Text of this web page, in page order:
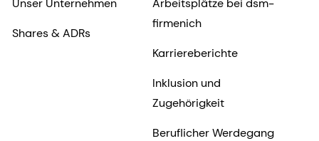
Unser Unternehmen
Shares & ADRs
Arbeitsplätze bei dsm-
firmenich
Karriereberichte
Inklusion und
Zugehörigkeit
Beruflicher Werdegang